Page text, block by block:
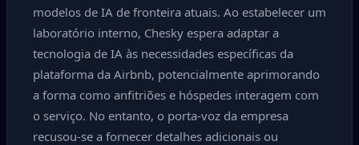
modelos de IA de fronteira atuais. Ao estabelecer um
laboratório interno, Chesky espera adaptar a
tecnologia de IA às necessidades específicas da
plataforma da Airbnb, potencialmente aprimorando
a forma como anfitriões e hóspedes interagem com
o serviço. No entanto, o porta-voz da empresa
recusou-se a fornecer detalhes adicionais ou